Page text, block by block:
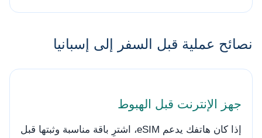
نصائح عملية قبل السفر إلى إسبانيا
جهز الإنترنت قبل الهبوط
إذا كان هاتفك يدعم eSIM، اشترِ باقة مناسبة وثبتها قبل